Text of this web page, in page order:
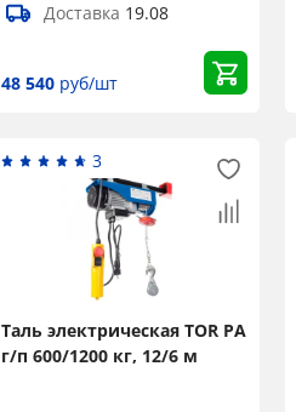
Доставка 19.08
48 540руб/шт
3
Таль электрическая TOR РА
г/п 600/1200 кг, 12/6 м